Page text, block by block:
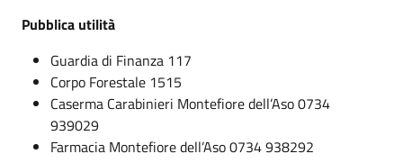
Pubblica utilità
Guardia di Finanza 117
Corpo Forestale 1515
Caserma Carabinieri Montefiore dell’Aso 0734
939029
Farmacia Montefiore dell’Aso 0734 938292